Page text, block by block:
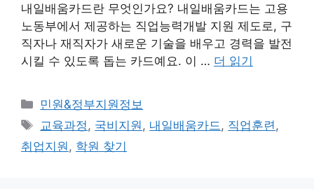
내일배움카드란 무엇인가요? 내일배움카드는 고용
노동부에서 제공하는 직업능력개발 지원 제도로, 구
직자나 재직자가 새로운 기술을 배우고 경력을 발전
시킬 수 있도록 돕는 카드예요. 이 … 더 읽기
카
테
리
민원&정부지원정보
태
그
교육과정 , 국비지원 , 내일배움카드 , 직업훈련 ,
취업지원 , 학원 찾기